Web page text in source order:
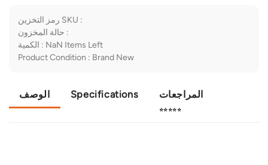
رمز التخزين SKU :
حالة المخزون :
الكمية : NaN Items Left
Product Condition : Brand New
الوصف Specifications المراجعات
⭐⭐⭐⭐⭐